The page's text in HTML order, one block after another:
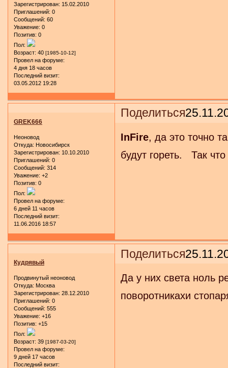
Зарегистрирован: 15.02.2010
Приглашений: 0
Сообщений: 60
Уважение: 0
Позитив: 0
Пол:
Возраст: 40 [1985-10-12]
Провел на форуме:
4 дня 18 часов
Последний визит:
03.05.2012 19:28
Поделиться
GREK666
Неоновод
Откуда: Новосибирск
Зарегистрирован: 10.10.2010
Приглашений: 0
Сообщений: 314
Уважение: +2
Позитив: 0
Пол:
Провел на форуме:
6 дней 11 часов
Последний визит:
11.06.2016 18:57
InFire, да это точно
будут гореть. Так
Поделиться
Кудрявый
Продвинутый неоновод
Откуда: Москва
Зарегистрирован: 28.12.2010
Приглашений: 0
Сообщений: 555
Уважение: +16
Позитив: +15
Пол:
Возраст: 39 [1987-03-20]
Провел на форуме:
9 дней 17 часов
Последний визит:
Да у них света ноль
поворотникахи